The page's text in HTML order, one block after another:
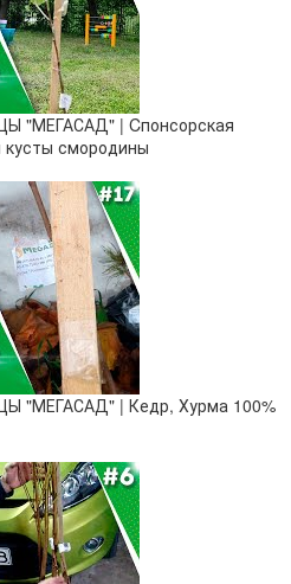
"МЕГАСАД" | Cпонсорская
смородины
"МЕГАСАД" | Кедр, Хурма 100%